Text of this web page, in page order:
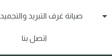
صيانة غرف التبريد والتجميد
اتصل بنا